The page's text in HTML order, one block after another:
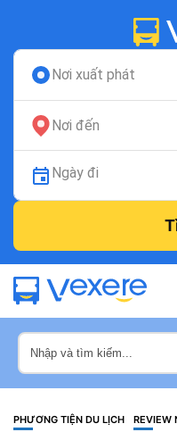
Nơi xuất phát
Nơi đến
Ngày đi
PHƯƠNG TIỆN DU LỊCH REVIEW